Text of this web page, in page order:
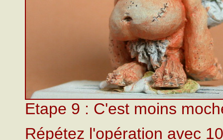
Etape 9 : C'est moins
Répétez l'opération avec